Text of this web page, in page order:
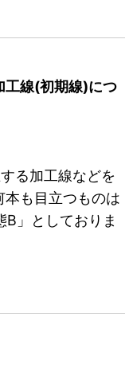
工線(初期線)につ
る加工線などを
も目立つものは
」としておりま